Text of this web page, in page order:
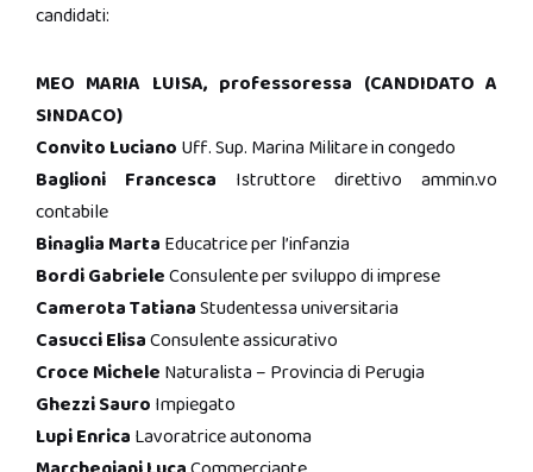
candidati:
MEO MARIA LUISA, professoressa (CANDIDATO A
SINDACO)
Convito Luciano Uff. Sup. Marina Militare in congedo
Baglioni Francesca Istruttore direttivo ammin.vo
contabile
Binaglia Marta Educatrice per l’infanzia
Bordi GabrieleConsulente per sviluppo di imprese
Camerota TatianaStudentessa universitaria
Casucci ElisaConsulente assicurativo
Croce Michele Naturalista – Provincia di Perugia
Ghezzi Sauro Impiegato
Lupi Enrica Lavoratrice autonoma